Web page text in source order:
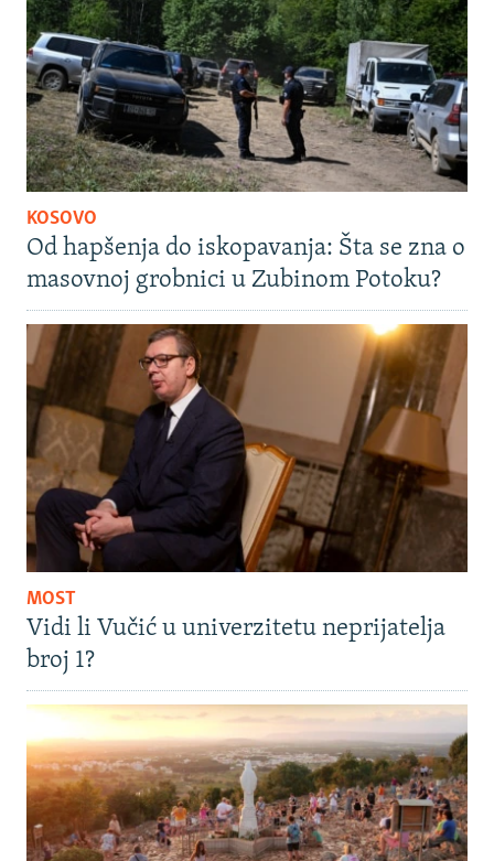
KOSOVO
Od hapšenja do iskopavanja: Šta se zna o
masovnoj grobnici u Zubinom Potoku?
MOST
Vidi li Vučić u univerzitetu neprijatelja
broj 1?